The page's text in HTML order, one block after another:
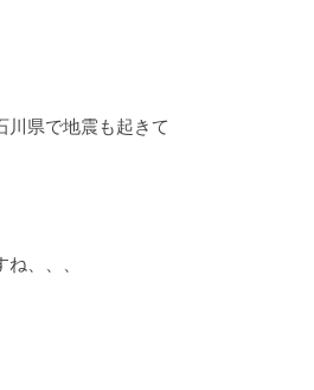
川県で地震も起きて
、、、